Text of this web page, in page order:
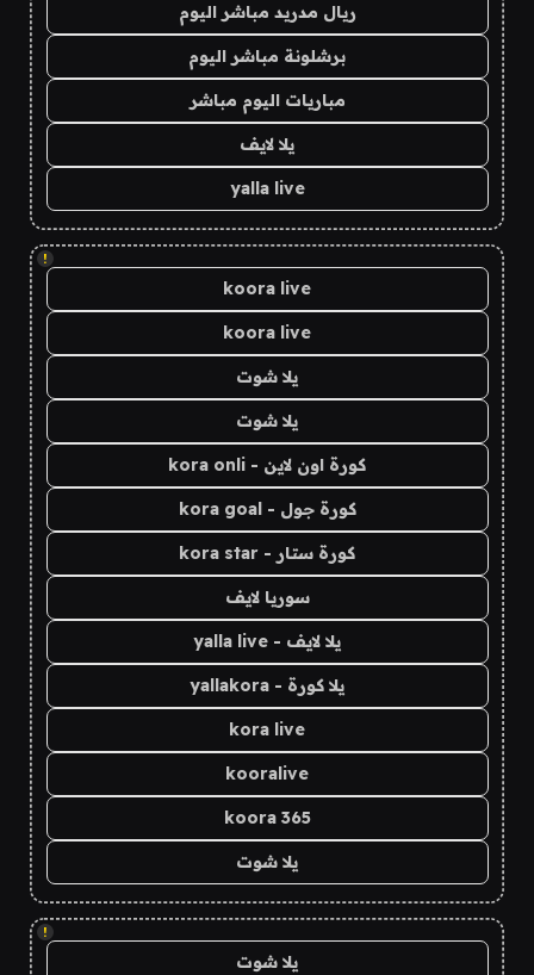
ريال مدريد مباشر اليوم
برشلونة مباشر اليوم
مباريات اليوم مباشر
يلا لايف
yalla live
!
koora live
koora live
يلا شوت
يلا شوت
كورة اون لاين - kora onli
كورة جول - kora goal
كورة ستار - kora star
سوريا لايف
يلا لايف - yalla live
يلا كورة - yallakora
kora live
kooralive
koora 365
يلا شوت
!
يلا شوت